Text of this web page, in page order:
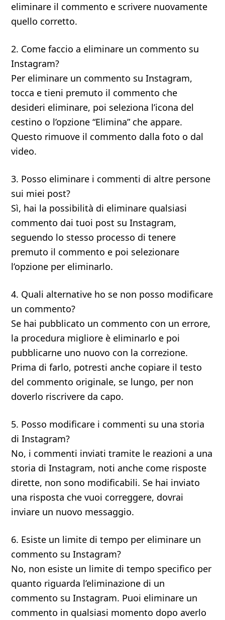
eliminare il commento e scrivere nuovamente
quello corretto.
2. Come faccio a eliminare un commento su
Instagram?
Per eliminare un commento su Instagram,
tocca e tieni premuto il commento che
desideri eliminare, poi seleziona l’icona del
cestino o l’opzione “Elimina” che appare.
Questo rimuove il commento dalla foto o dal
video.
3. Posso eliminare i commenti di altre persone
sui miei post?
Sì, hai la possibilità di eliminare qualsiasi
commento dai tuoi post su Instagram,
seguendo lo stesso processo di tenere
premuto il commento e poi selezionare
l’opzione per eliminarlo.
4. Quali alternative ho se non posso modificare
un commento?
Se hai pubblicato un commento con un errore,
la procedura migliore è eliminarlo e poi
pubblicarne uno nuovo con la correzione.
Prima di farlo, potresti anche copiare il testo
del commento originale, se lungo, per non
doverlo riscrivere da capo.
5. Posso modificare i commenti su una storia
di Instagram?
No, i commenti inviati tramite le reazioni a una
storia di Instagram, noti anche come risposte
dirette, non sono modificabili. Se hai inviato
una risposta che vuoi correggere, dovrai
inviare un nuovo messaggio.
6. Esiste un limite di tempo per eliminare un
commento su Instagram?
No, non esiste un limite di tempo specifico per
quanto riguarda l’eliminazione di un
commento su Instagram. Puoi eliminare un
commento in qualsiasi momento dopo averlo